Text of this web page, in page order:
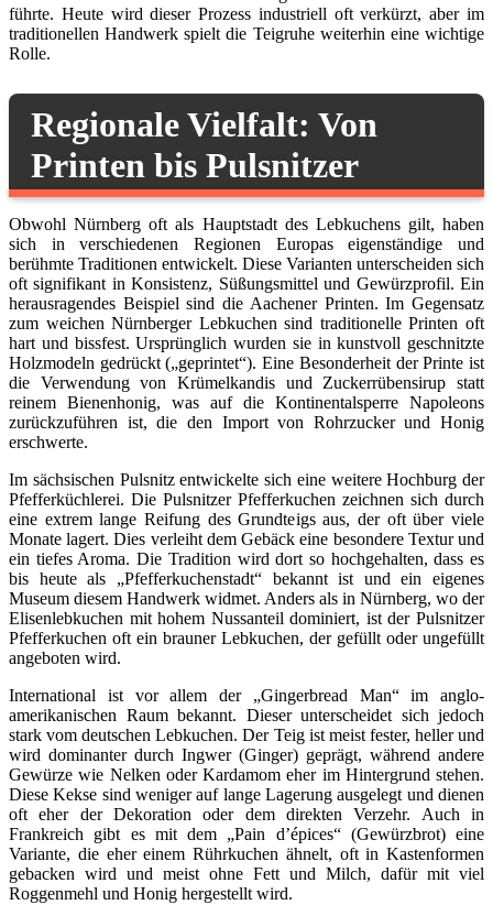
führte. Heute wird dieser Prozess industriell oft verkürzt, aber im
traditionellen Handwerk spielt die Teigruhe weiterhin eine wichtige
Rolle.
Regionale Vielfalt: Von
Printen bis Pulsnitzer
Obwohl Nürnberg oft als Hauptstadt des Lebkuchens gilt, haben
sich in verschiedenen Regionen Europas eigenständige und
berühmte Traditionen entwickelt. Diese Varianten unterscheiden sich
oft signifikant in Konsistenz, Süßungsmittel und Gewürzprofil. Ein
herausragendes Beispiel sind die Aachener Printen. Im Gegensatz
zum weichen Nürnberger Lebkuchen sind traditionelle Printen oft
hart und bissfest. Ursprünglich wurden sie in kunstvoll geschnitzte
Holzmodeln gedrückt („geprintet“). Eine Besonderheit der Printe ist
die Verwendung von Krümelkandis und Zuckerrübensirup statt
reinem Bienenhonig, was auf die Kontinentalsperre Napoleons
zurückzuführen ist, die den Import von Rohrzucker und Honig
erschwerte.
Im sächsischen Pulsnitz entwickelte sich eine weitere Hochburg der
Pfefferküchlerei. Die Pulsnitzer Pfefferkuchen zeichnen sich durch
eine extrem lange Reifung des Grundteigs aus, der oft über viele
Monate lagert. Dies verleiht dem Gebäck eine besondere Textur und
ein tiefes Aroma. Die Tradition wird dort so hochgehalten, dass es
bis heute als „Pfefferkuchenstadt“ bekannt ist und ein eigenes
Museum diesem Handwerk widmet. Anders als in Nürnberg, wo der
Elisenlebkuchen mit hohem Nussanteil dominiert, ist der Pulsnitzer
Pfefferkuchen oft ein brauner Lebkuchen, der gefüllt oder ungefüllt
angeboten wird.
International ist vor allem der „Gingerbread Man“ im anglo-
amerikanischen Raum bekannt. Dieser unterscheidet sich jedoch
stark vom deutschen Lebkuchen. Der Teig ist meist fester, heller und
wird dominanter durch Ingwer (Ginger) geprägt, während andere
Gewürze wie Nelken oder Kardamom eher im Hintergrund stehen.
Diese Kekse sind weniger auf lange Lagerung ausgelegt und dienen
oft eher der Dekoration oder dem direkten Verzehr. Auch in
Frankreich gibt es mit dem „Pain d’épices“ (Gewürzbrot) eine
Variante, die eher einem Rührkuchen ähnelt, oft in Kastenformen
gebacken wird und meist ohne Fett und Milch, dafür mit viel
Roggenmehl und Honig hergestellt wird.